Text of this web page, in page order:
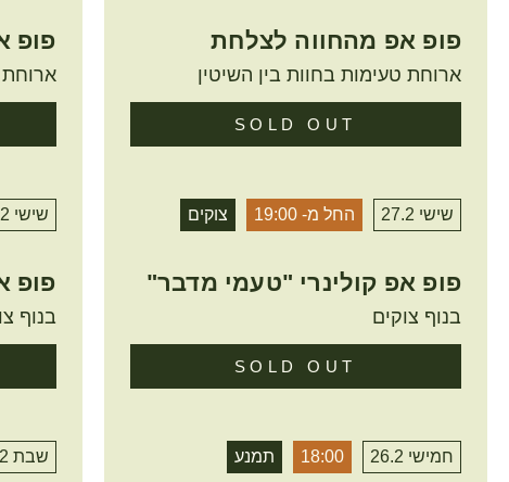
פופ אפ מהחווה לצלחת
ארוחת טעימות בחוות בין השיטין
SOLD OUT
שישי 27.2 החל מ- 19:00 צוקים
פופ אפ קולינרי "טעמי מדבר"
בנוף צוקים
SOLD OUT
חמישי 26.2 18:00 תמנע
פופ
ארוחת
שישי 27.2
פופ
בנוף
שבת 28.2